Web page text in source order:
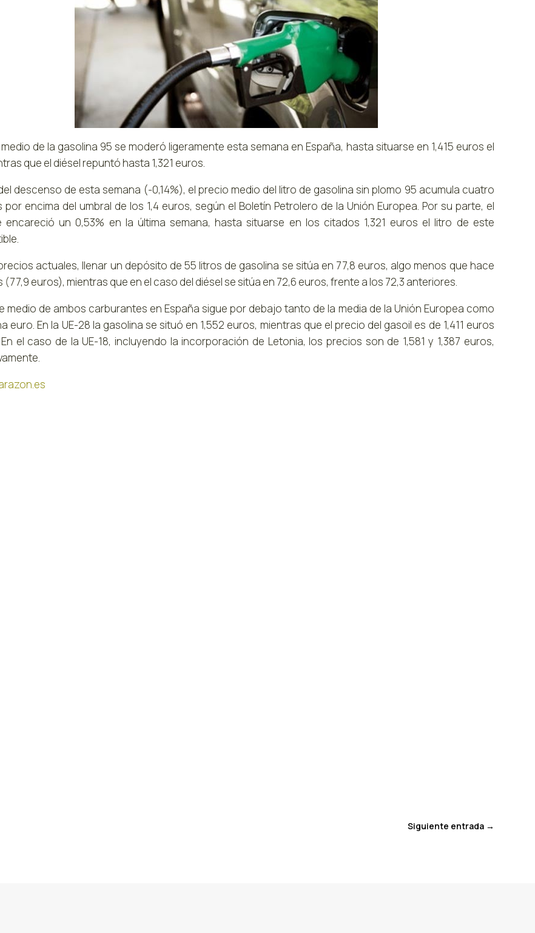
de la gasolina 95 se moderó ligeramente esta semana en España, hasta situarse en 1,415 euros el
que el diésel repuntó hasta 1,321 euros.
descenso de esta semana (-0,14%), el precio medio del litro de gasolina sin plomo 95 acumula cuatro
por encima del umbral de los 1,4 euros, según el Boletín Petrolero de la Unión Europea. Por su parte, el
encareció un 0,53% en la última semana, hasta situarse en los citados 1,321 euros el litro de este
actuales, llenar un depósito de 55 litros de gasolina se sitúa en 77,8 euros, algo menos que hace
(77,9 euros), mientras que en el caso del diésel se sitúa en 72,6 euros, frente a los 72,3 anteriores.
medio de ambos carburantes en España sigue por debajo tanto de la media de la Unión Europea como
euro. En la UE-28 la gasolina se situó en 1,552 euros, mientras que el precio del gasoil es de 1,411 euros
el caso de la UE-18, incluyendo la incorporación de Letonia, los precios son de 1,581 y 1,387 euros,
Siguiente entrada→